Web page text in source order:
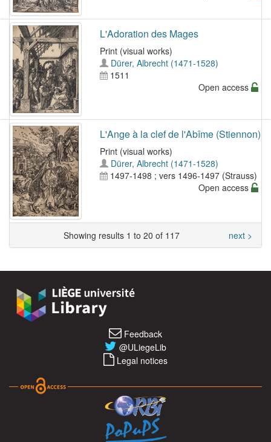
L'Adoration des Mages
Print (visual works)
Dürer, Albrecht (1471-1528)
1511
Open access
L'Ange à la clef de l'Abîme (Stiennon)
Print (visual works)
Dürer, Albrecht (1471-1528)
1497-1498 ; vers 1496-1497 (Strauss)
Open access
Showing results 1 to 20 of 117 next >
Feedback
@ULiegeLib
Legal notices